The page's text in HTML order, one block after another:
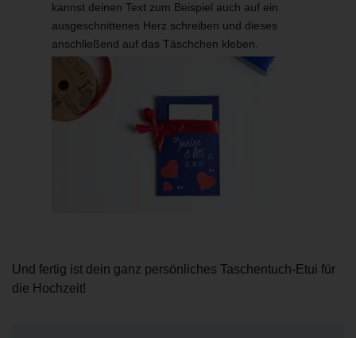
kannst deinen Text zum Beispiel auch auf ein
ausgeschnittenes Herz schreiben und dieses
anschließend auf das Täschchen kleben.
Und fertig ist dein ganz persönliches Taschentuch-Etui für
die Hochzeit!